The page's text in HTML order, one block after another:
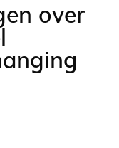
over